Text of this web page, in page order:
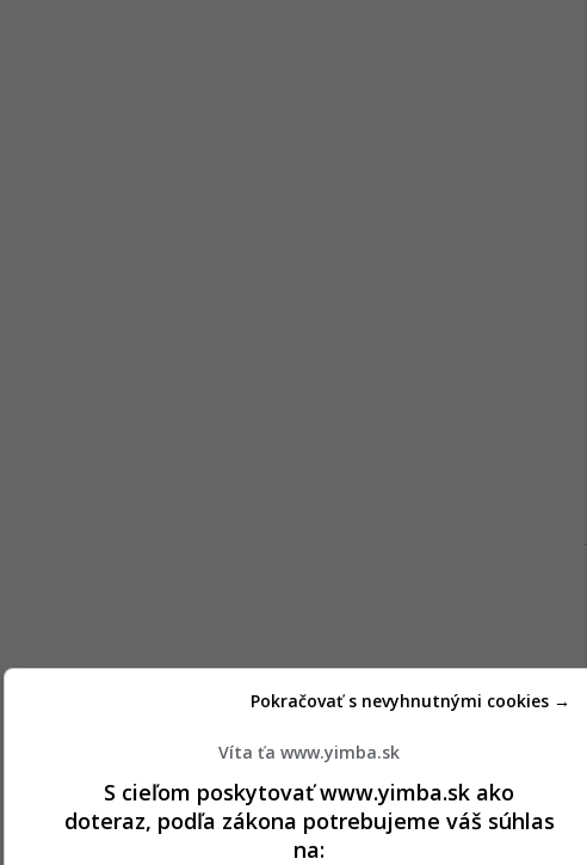
Víta ťa www.yimba.sk
S cieľom poskytovať www.yimba.sk ako
doteraz, podľa zákona potrebujeme váš súhlas
na:
Pokračovať s nevyhnutnými cookies →